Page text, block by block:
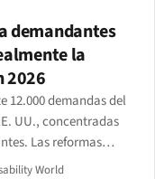
demandantes
la
2026
12.000 demandas del
UU., concentradas
Las reformas
remodelar el patrón,
World